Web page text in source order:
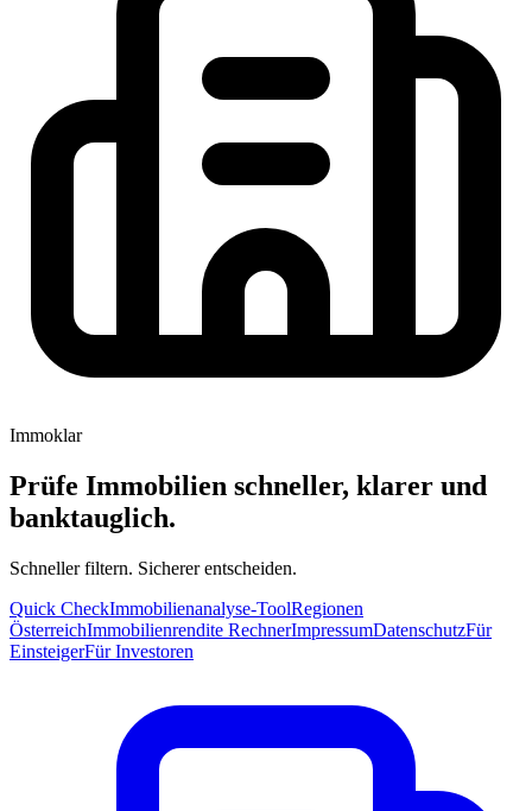
Immoklar
Prüfe Immobilien schneller, klarer und
banktauglich.
Schneller filtern. Sicherer entscheiden.
Quick CheckImmobilienanalyse-ToolRegionen
ÖsterreichImmobilienrendite RechnerImpressumDatenschutzFür
EinsteigerFür Investoren